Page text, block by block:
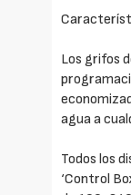
Los grifos
agua a
Todos los
‘Control